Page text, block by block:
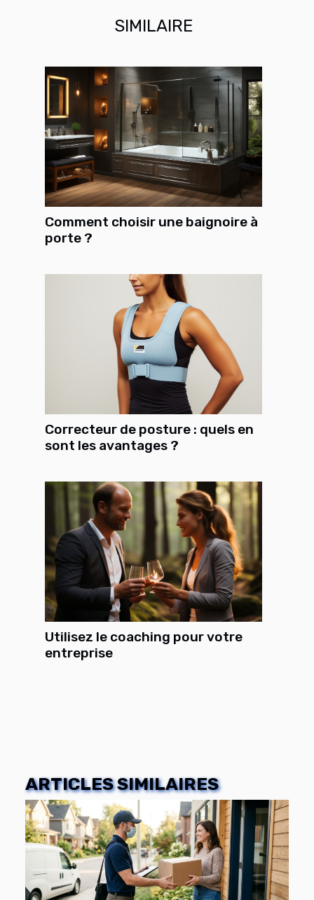
SIMILAIRE
Comment choisir une baignoire à
porte ?
Correcteur de posture : quels en
sont les avantages ?
Utilisez le coaching pour votre
entreprise
ARTICLES SIMILAIRES